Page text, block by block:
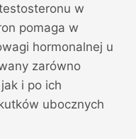
w
pomaga w
hormonalnej u
zarówno
i po ich
ubocznych